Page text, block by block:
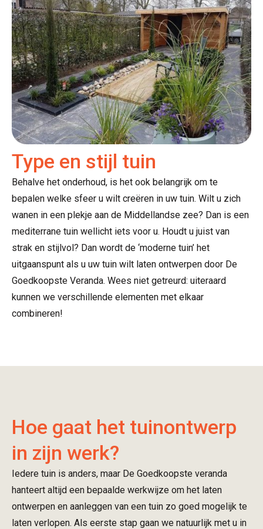
Type en stijl tuin
Behalve het onderhoud, is het ook belangrijk om te
bepalen welke sfeer u wilt creëren in uw tuin. Wilt u zich
wanen in een plekje aan de Middellandse zee? Dan is een
mediterrane tuin wellicht iets voor u. Houdt u juist van
strak en stijlvol? Dan wordt de ‘moderne tuin’ het
uitgaanspunt als u uw tuin wilt laten ontwerpen door De
Goedkoopste Veranda. Wees niet getreurd: uiteraard
kunnen we verschillende elementen met elkaar
combineren!
Hoe gaat het tuinontwerp
in zijn werk?
Iedere tuin is anders, maar De Goedkoopste veranda
hanteert altijd een bepaalde werkwijze om het laten
ontwerpen en aanleggen van een tuin zo goed mogelijk te
laten verlopen. Als eerste stap gaan we natuurlijk met u in